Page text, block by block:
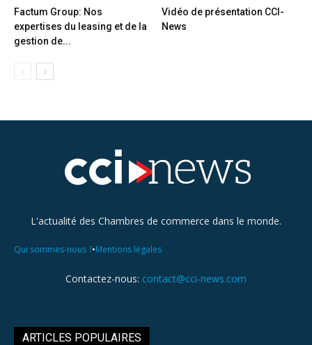
Factum Group: Nos
expertises du leasing et de la
gestion de...
Vidéo de présentation CCI-
News
L'actualité des Chambres de commerce dans le monde.
Qui sommes-nous ?•Mentions légales
Contactez-nous: contact@cci-news.com
ARTICLES POPULAIRES